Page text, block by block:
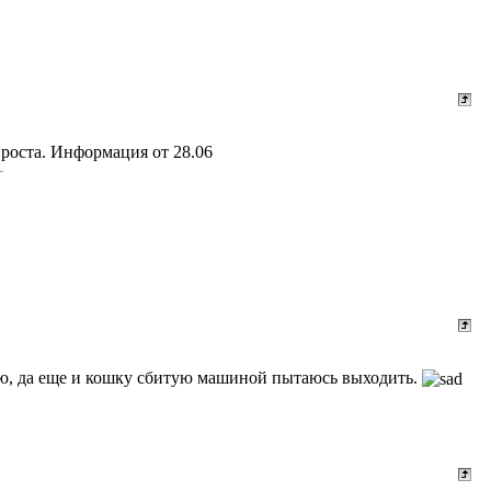
Информация от 28.06
да еще и кошку сбитую машиной пытаюсь выходить.